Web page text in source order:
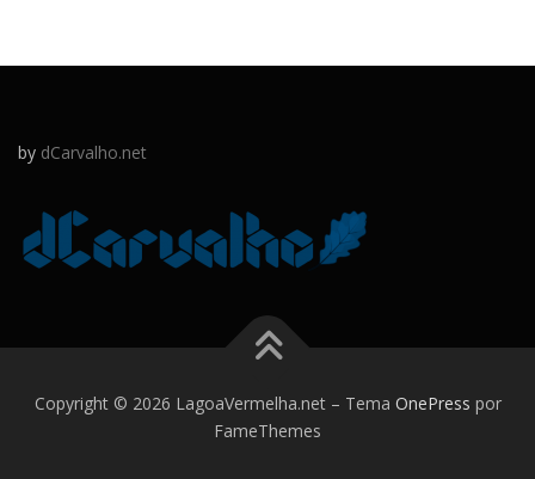
by dCarvalho.net
Copyright © 2026 LagoaVermelha.net – Tema OnePress por
FameThemes